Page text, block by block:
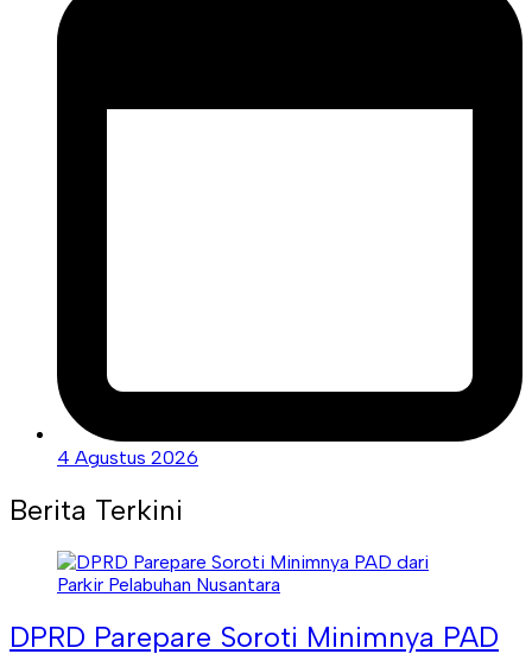
4 Agustus 2026
Berita Terkini
DPRD Parepare Soroti Minimnya PAD